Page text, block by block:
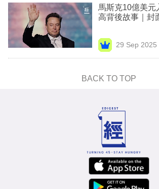
馬斯克10億美元
高背後故事｜封
29 Sep 2025
BACK TO TOP